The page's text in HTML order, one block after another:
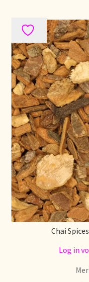
Politique tarifaire
Preispolitik
Pricing policy
Prijsbeleid
Privacy statement
Privacyverklaring
Product range
Questions relatives
Retouren en garantie
Chai
Log in